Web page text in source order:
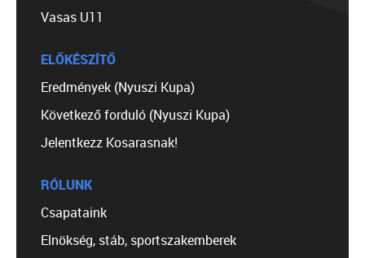
Vasas U11
ELŐKÉSZÍTŐ
Eredmények (Nyuszi Kupa)
Következő forduló (Nyuszi Kupa)
Jelentkezz Kosarasnak!
RÓLUNK
Csapataink
Elnökség, stáb, sportszakemberek